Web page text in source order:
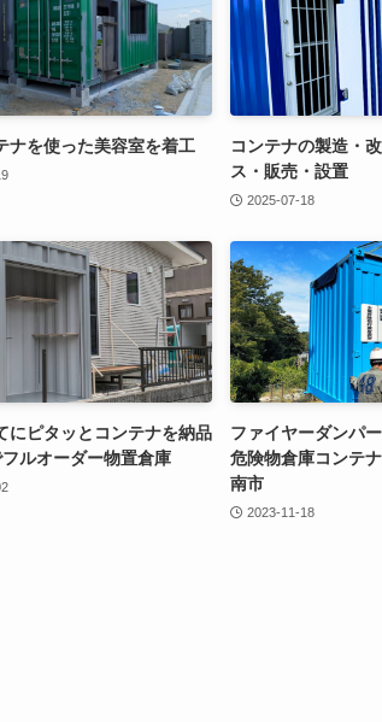
ナを使った美容室を着工
コンテナの製造・
ス・販売・設置
2025-07-18
にピタッとコンテナを納品
ルオーダー物置倉庫
ファイヤーダンパ
危険物倉庫コンテ
南市
2023-11-18